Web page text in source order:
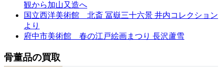
観から加山又造へ
国立西洋美術館 北斎 冨嶽三十六景 井内コレクション
より
府中市美術館 春の江戸絵画まつり 長沢蘆雪
骨董品の買取